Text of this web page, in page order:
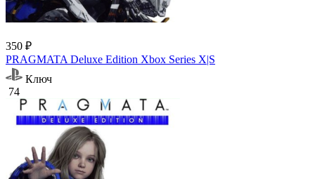
350 ₽
PRAGMATA Deluxe Edition Xbox Series X|S
Ключ
74